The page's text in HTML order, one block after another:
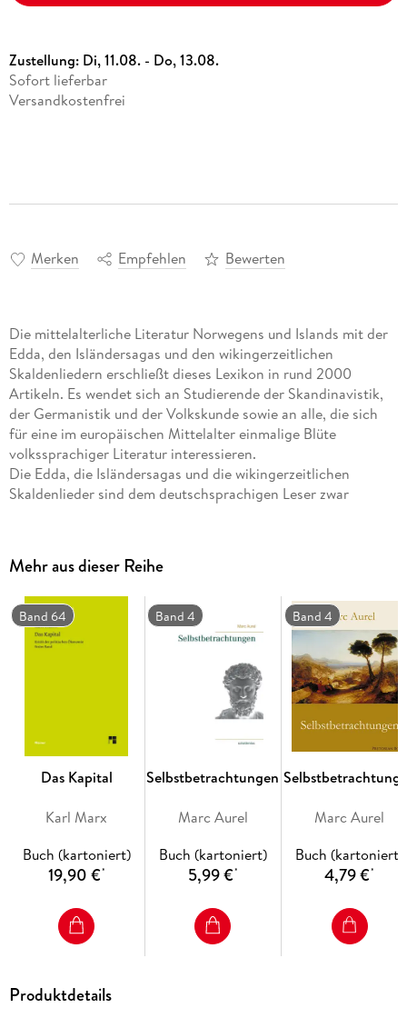
Zustellung: Di, 11.08. - Do, 13.08.
Sofort lieferbar
Versandkostenfrei
Merken Empfehlen Bewerten
Die mittelalterliche Literatur Norwegens und Islands mit der
Edda, den Isländersagas und den wikingerzeitlichen
Skaldenliedern erschließt dieses Lexikon in rund 2000
Artikeln. Es wendet sich an Studierende der Skandinavistik,
der Germanistik und der Volkskunde sowie an alle, die sich
für eine im europäischen Mittelalter einmalige Blüte
volkssprachiger Literatur interessieren.
Die Edda, die Isländersagas und die wikingerzeitlichen
Skaldenlieder sind dem deutschsprachigen Leser zwar
will, findet hier erstmals in einem handlichen Lexikon präzise
und weiterführende Antworten auf diese und ähnliche
Fragen. In rund 2000 Artikeln mit ausführlichen
Literaturangaben wird die im 9. bis 15. Jahrhundert
entstandene altnordische Literatur übersichtlich und
informativ erschlossen und in anschaulicher Form vermittelt.
Dieses Lexikon bietet dem Fachwissenschaftler auf raschem
Wege Kurzinformationen, dem Studenten der Skandinavistik,
Germanistik und Volkskunde den Einstieg und dem
interessierten Laien das Westenliche der altnordischen
Literatur.
Mehr aus dieser Reihe
Band 64
Das Kapital
Karl Marx
Buch (kartoniert)
19,90 €*
Band 4
Selbstbetrachtungen
Marc Aurel
Buch (kartoniert)
5,99 €*
Band 4
Marc Aurel
Buch (kartoniert)
4,79 €*
Produktdetails